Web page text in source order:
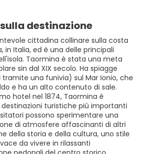
destinazione
cittadina collinare sulla costa
in Italia, ed è una delle principali
Taormina è stata una meta
sin dal XIX secolo. Ha spiagge
una funivia) sul Mar Ionio, che
e ha un alto contenuto di sale.
hotel nel 1874, Taormina è
turistiche più importanti
possono sperimentare una
di atmosfere affascinanti di altri
della storia e della cultura, uno stile
da vivere in rilassanti